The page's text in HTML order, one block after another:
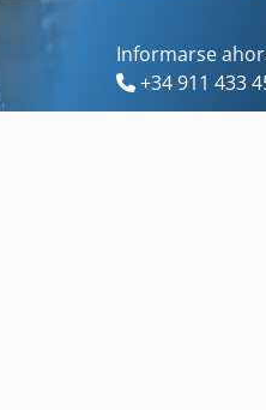
Informarse
+34 911 433